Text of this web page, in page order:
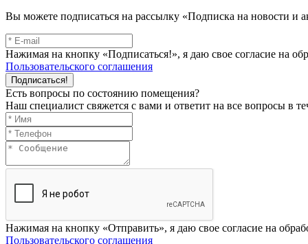
Вы можете подписаться на рассылку «Подписка на новости и
Нажимая на кнопку «Подписаться!», я даю свое согласие на
Пользовательского соглашения
Подписаться!
Есть вопросы по состоянию помещения?
Наш специалист свяжется с вами и ответит на все вопросы в
Нажимая на кнопку «Отправить», я даю свое согласие на
Пользовательского соглашения